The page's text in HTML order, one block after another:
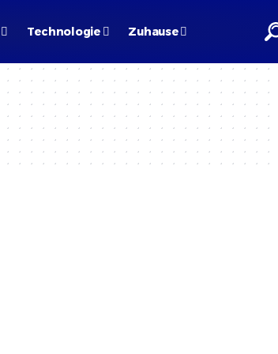
Technologie Zuhause